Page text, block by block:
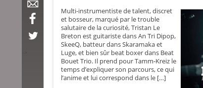
Multi-instrumentiste de talent, discret
et bosseur, marqué par le trouble
salutaire de la curiosité, Tristan Le
Breton est guitariste dans An Tri Dipop,
SkeeQ, batteur dans Skaramaka et
Luge, et bien sûr beat boxer dans Beat
Bouet Trio. Il prend pour Tamm-Kreiz le
temps d’expliquer son parcours, ce qui
l’anime et lui correspond dans le […]